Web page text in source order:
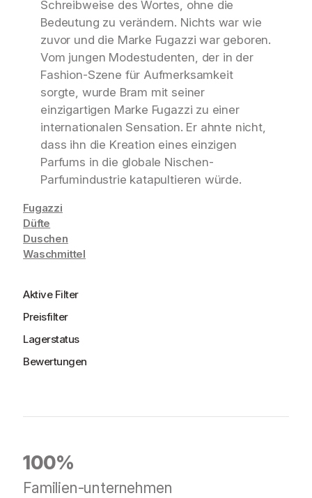
Schreibweise des Wortes, ohne die
Bedeutung zu verändern. Nichts war wie
zuvor und die Marke Fugazzi war geboren.
Vom jungen Modestudenten, der in der
Fashion-Szene für Aufmerksamkeit
sorgte, wurde Bram mit seiner
einzigartigen Marke Fugazzi zu einer
internationalen Sensation. Er ahnte nicht,
dass ihn die Kreation eines einzigen
Parfums in die globale Nischen-
Parfumindustrie katapultieren würde.
Fugazzi
Düfte
Duschen
Waschmittel
Aktive Filter
Preisfilter
Lagerstatus
Bewertungen
100%
Familien-unternehmen